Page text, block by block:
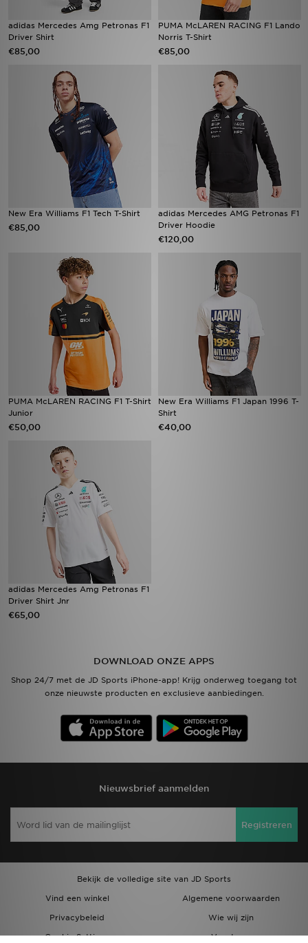
adidas Mercedes Amg Petronas F1
Driver Shirt
€85,00
PUMA McLAREN RACING F1 Lando
Norris T-Shirt
€85,00
New Era Williams F1 Tech T-Shirt
€85,00
adidas Mercedes AMG Petronas F1
Driver Hoodie
€120,00
PUMA McLAREN RACING F1 T-Shirt
Junior
€50,00
New Era Williams F1 Japan 1996 T-
Shirt
€40,00
adidas Mercedes Amg Petronas F1
Driver Shirt Jnr
€65,00
DOWNLOAD ONZE APPS
Shop 24/7 met de JD Sports iPhone-app! Krijg onderweg toegang tot
onze nieuwste producten en exclusieve aanbiedingen.
Nieuwsbrief aanmelden
Registreren
Bekijk de volledige site van JD Sports
Vind een winkel
Algemene voorwaarden
Privacybeleid
Wie wij zijn
Cookie Settings
Vacatures